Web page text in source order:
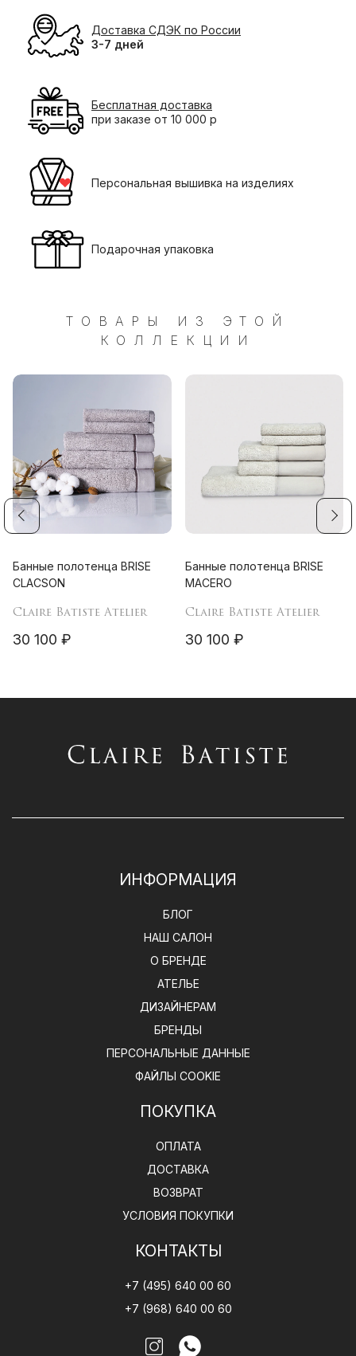
Доставка СДЭК по России
3-7 дней
Бесплатная доставка
при заказе от 10 000 р
Персональная вышивка на изделиях
Подарочная упаковка
ТОВАРЫ ИЗ ЭТОЙ
КОЛЛЕКЦИИ
Банные полотенца BRISE
CLACSON
Claire Batiste Atelier
30 100 ₽
Банные полотенца BRISE
MACERO
Claire Batiste Atelier
30 100 ₽
ИНФОРМАЦИЯ
БЛОГ
НАШ САЛОН
О БРЕНДЕ
АТЕЛЬЕ
ДИЗАЙНЕРАМ
БРЕНДЫ
ПЕРСОНАЛЬНЫЕ ДАННЫЕ
ФАЙЛЫ COOKIE
ПОКУПКА
ОПЛАТА
ДОСТАВКА
ВОЗВРАТ
УСЛОВИЯ ПОКУПКИ
КОНТАКТЫ
+7 (495) 640 00 60
+7 (968) 640 00 60